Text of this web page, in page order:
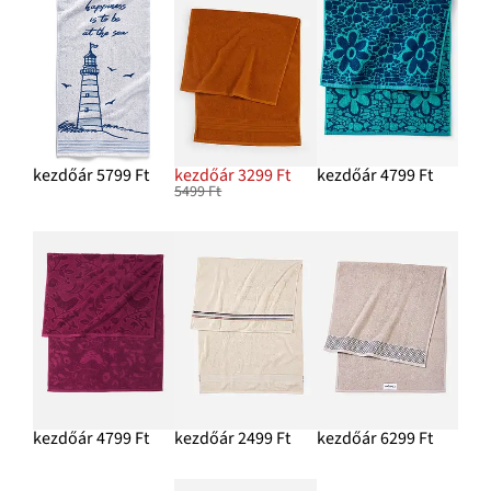
HOZZÁADÁS A KOSÁRHOZ
kezdőár 5799 Ft kezdőár 3299 Ft
5499 Ft
kezdőár 4799 Ft
kezdőár 4799 Ft kezdőár 2499 Ft kezdőár 6299 Ft